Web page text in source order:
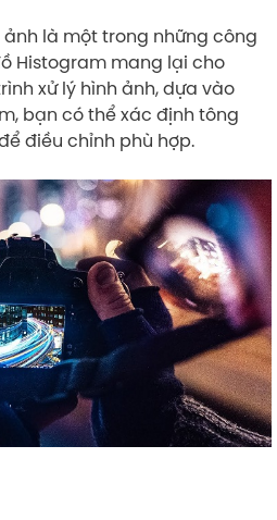
là một trong những công
Histogram mang lại cho
xử lý hình ảnh, dựa vào
bạn có thể xác định tông
điều chỉnh phù hợp.